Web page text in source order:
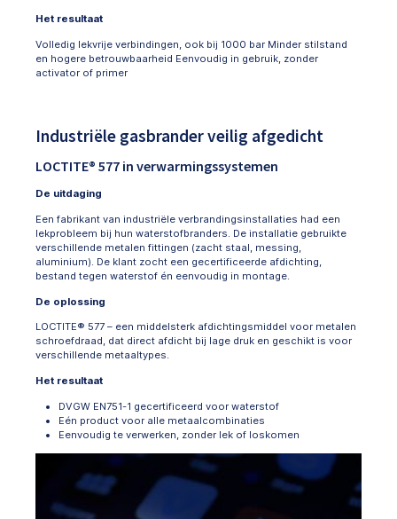
Het resultaat
Volledig lekvrije verbindingen, ook bij 1000 bar Minder stilstand
en hogere betrouwbaarheid Eenvoudig in gebruik, zonder
activator of primer
Industriële gasbrander veilig afgedicht
LOCTITE® 577 in verwarmingssystemen
De uitdaging
Een fabrikant van industriële verbrandingsinstallaties had een
lekprobleem bij hun waterstofbranders. De installatie gebruikte
verschillende metalen fittingen (zacht staal, messing,
aluminium). De klant zocht een gecertificeerde afdichting,
bestand tegen waterstof én eenvoudig in montage.
De oplossing
LOCTITE® 577 – een middelsterk afdichtingsmiddel voor metalen
schroefdraad, dat direct afdicht bij lage druk en geschikt is voor
verschillende metaaltypes.
Het resultaat
DVGW EN751-1 gecertificeerd voor waterstof
Eén product voor alle metaalcombinaties
Eenvoudig te verwerken, zonder lek of loskomen